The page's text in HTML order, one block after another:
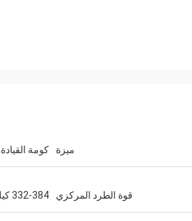
ميزة كومة
قوة الطرد المركزي 332-384 كيلو نيوتن